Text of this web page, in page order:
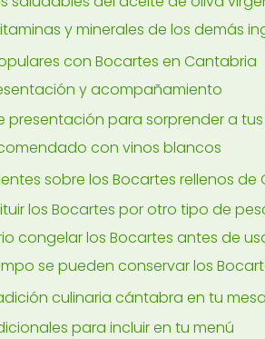
y minerales de los demás
con Bocartes en Cantabria
y acompañamiento
presentación para sorprender a
con vinos blancos
sobre los Bocartes rellenos de
los Bocartes por otro tipo de
congelar los Bocartes antes de
se pueden conservar los
culinaria cántabra en tu mesa
para incluir en tu menú